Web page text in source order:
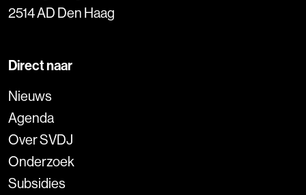
2514 AD Den Haag
Direct naar
Nieuws
Agenda
Over SVDJ
Onderzoek
Subsidies